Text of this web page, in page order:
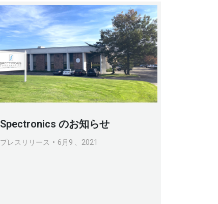
Spectronics のお知らせ
プレスリリース 6月9 、2021